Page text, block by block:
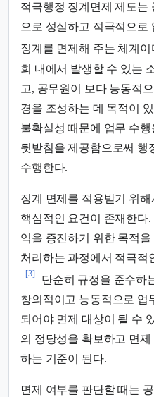
적극행정 징계면제 제도는
으로 성실하고 적극적으로
징계를 면제해 주는 체계이
회 내에서 발생할 수 있는
고, 공무원이 보다 능동적
경을 조성하는 데 목적이
불확실성 때문에 업무 수
뒷받침을 제공함으로써 행
수행한다.
징계 면제를 적용받기 위
핵심적인 요건이 존재한다.
익을 증진하기 위한 목적
처리하는 과정에서 적극적
[3]
단순히 규정을 준수하
창의적이고 능동적으로 업
되어야 면제 대상이 될 수
의 정당성을 확보하고 면
하는 기준이 된다.
면제 여부를 판단할 때는